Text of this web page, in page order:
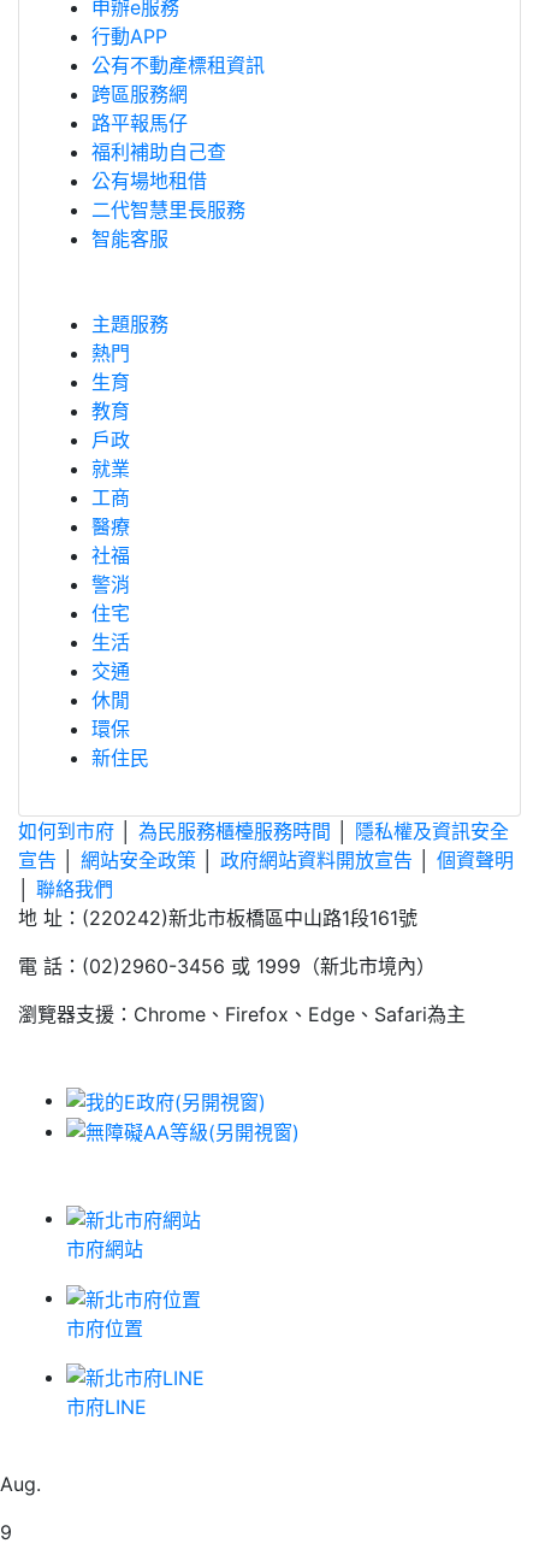
申辦e服務
行動APP
公有不動產標租資訊
跨區服務網
路平報馬仔
福利補助自己查
公有場地租借
二代智慧里長服務
智能客服
主題服務
熱門
生育
教育
戶政
就業
工商
醫療
社福
警消
住宅
生活
交通
休閒
環保
新住民
如何到市府 為民服務櫃檯服務時間
隱私權及資訊安全
宣告
網站安全政策 政府網站資料開放宣告
個資聲明
聯絡我們
地 址：(220242)新北市板橋區中山路1段161號
電 話：(02)2960-3456 或 1999（新北市境內）
瀏覽器支援：Chrome、Firefox、Edge、Safari為主
市府網站
市府位置
市府LINE
Aug.
9